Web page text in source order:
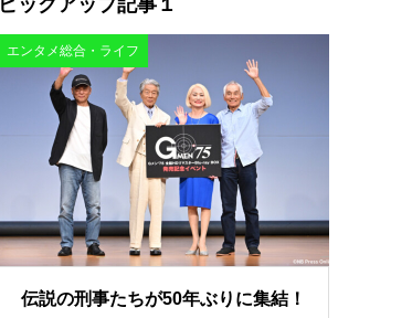
エンタメ総合・ライフ
伝説の刑事たちが50年ぶりに集結！